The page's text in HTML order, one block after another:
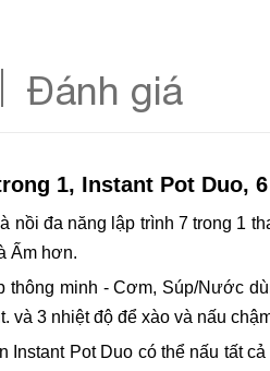
Đánh giá
1, Instant Pot Duo,
nồi đa năng lập trình 7 trong 1
Ấm hơn.
minh - Cơm, Súp/Nước
và 3 nhiệt độ để xào và nấu
Instant Pot Duo có thể nấu tất